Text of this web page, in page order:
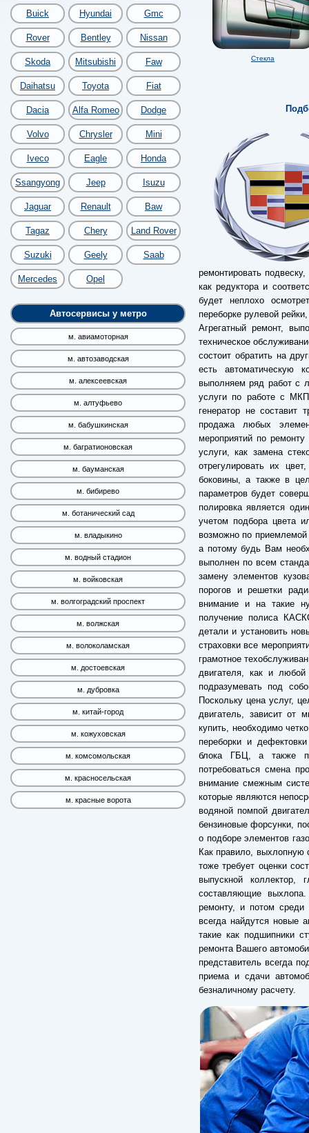
Buick Hyundai Gmc
Rover Bentley Nissan
Skoda Mitsubishi Faw
Daihatsu Toyota Fiat
Dacia Alfa Romeo Dodge
Volvo Chrysler Mini
Iveco Eagle Honda
Ssangyong Jeep Isuzu
Jaguar Renault Baw
Tagaz Chery Land Rover
Suzuki Geely Saab
Mercedes Opel
Автосервисы у метро
м. авиамоторная
м. автозаводская
м. алексеевская
м. алтуфьево
м. бабушкинская
м. багратионовская
м. бауманская
м. бибирево
м. ботанический сад
м. владыкино
м. водный стадион
м. войковская
м. волгоградский проспект
м. волжская
м. волоколамская
м. достоевская
м. дубровка
м. китай-город
м. кожуховская
м. комсомольская
м. красносельская
м. красные ворота
Стекла
ремонтировать
как редуктора и
будет неплохо
переборке рулевой
Агрегатный ремонт,
техническое
состоит обратить на
есть автоматическую
выполняем ряд работ с
услуги по работе с
генератор не
продажа любых
мероприятий по ремонту
услуги, как замена
отрегулировать их
боковины, а также в
параметров будет
полировка является
учетом подбора цвета
возможно по приемлемой
а потому будь Вам
выполнен по всем
замену элементов
порогов и решетки
внимание и на такие
получение полиса
детали и установить
страховки все
грамотное
двигателя, как и
подразумевать под
Поскольку цена услуг,
двигатель, зависит от
купить, необходимо
переборки и
блока ГБЦ, а также
потребоваться смена
внимание смежным
которые являются
водяной помпой
бензиновые форсунки,
о подборе элементов
Как правило, выхлопную
тоже требует оценки
выпускной коллектор,
составляющие
ремонту, и потом среди
всегда найдутся новые
такие как подшипники
ремонта Вашего
представитель всегда
приема и сдачи
безналичному расчету.